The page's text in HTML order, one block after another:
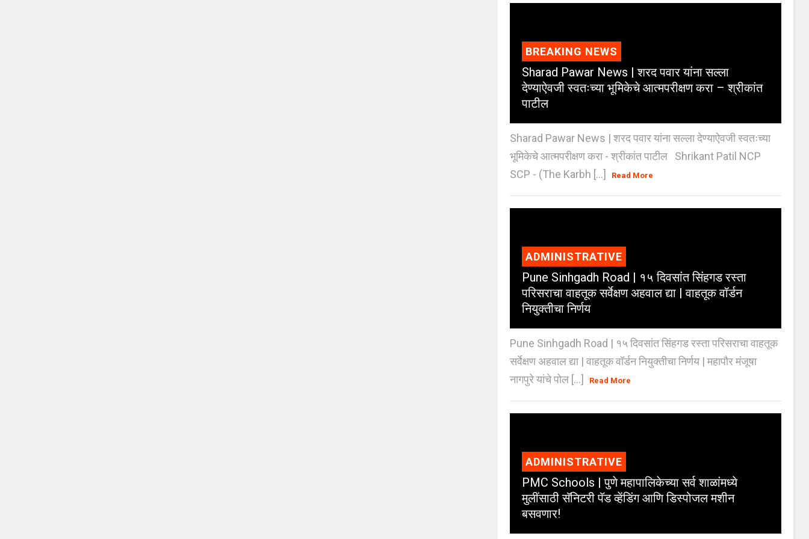
BREAKING NEWS
Sharad Pawar News | शरद पवार यांना सल्ला
देण्याऐवजी स्वतःच्या भूमिकेचे आत्मपरीक्षण करा – श्रीकांत
पाटील
Sharad Pawar News | शरद पवार यांना सल्ला देण्याऐवजी स्वतःच्या
भूमिकेचे आत्मपरीक्षण करा - श्रीकांत पाटील Shrikant Patil NCP
SCP - (The Karbh [...]
Read More
ADMINISTRATIVE
Pune Sinhgadh Road | १५ दिवसांत सिंहगड रस्ता
परिसराचा वाहतूक सर्वेक्षण अहवाल द्या | वाहतूक वॉर्डन
नियुक्तीचा निर्णय
Pune Sinhgadh Road | १५ दिवसांत सिंहगड रस्ता परिसराचा वाहतूक
सर्वेक्षण अहवाल द्या | वाहतूक वॉर्डन नियुक्तीचा निर्णय | महापौर मंजूषा
नागपुरे यांचे पोल [...]
Read More
ADMINISTRATIVE
PMC Schools | पुणे महापालिकेच्या सर्व शाळांमध्ये
मुलींसाठी सॅनिटरी पॅड व्हेंडिंग आणि डिस्पोजल मशीन
बसवणार!